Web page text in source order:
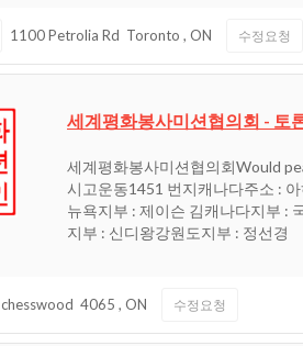
1100 Petrolia Rd Toronto , ON 수정요청
세계평화봉사미션협의회 - 토
세계평화봉사미션협의회Would
시고운동1451 번지캐나다주소 :
뉴욕지부 : 제이슨 김캐나다지부 :
지부 : 신디왕강원도지부 : 정선경
chesswood 4065 , ON 수정요청